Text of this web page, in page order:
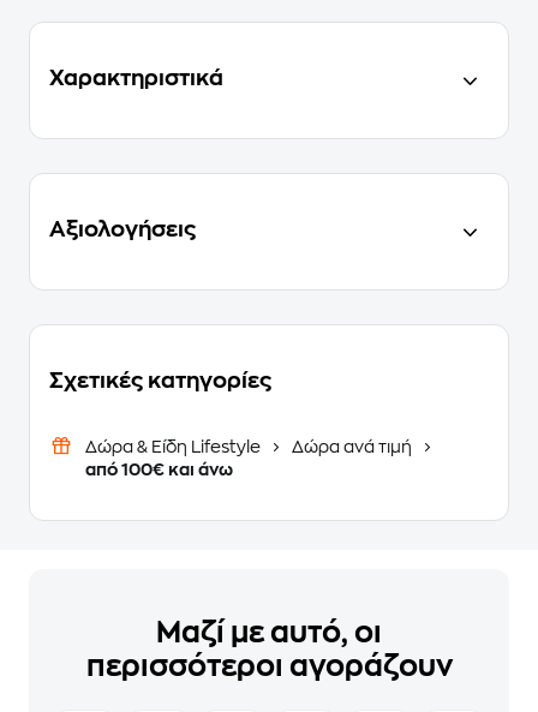
Χαρακτηριστικά
Αξιολογήσεις
Σχετικές κατηγορίες
Δώρα & Είδη Lifestyle
Δώρα ανά τιμή
από 100€ και άνω
Μαζί με αυτό, οι
περισσότεροι αγοράζουν